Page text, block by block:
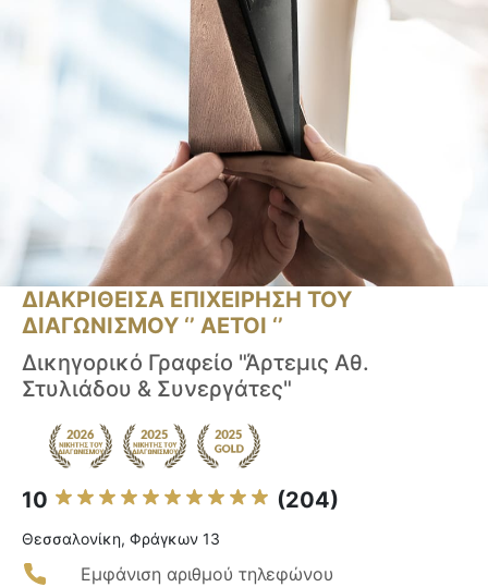
ΔΙΑΚΡΙΘΕΙΣΑ ΕΠΙΧΕΙΡΗΣΗ ΤΟΥ
ΔΙΑΓΩΝΙΣΜΟΥ ‘’ ΑΕΤΟΙ ‘’
Δικηγορικό Γραφείο "Άρτεμις Αθ.
Στυλιάδου & Συνεργάτες"
10 (204)
Θεσσαλονίκη, Φράγκων 13
Εμφάνιση αριθμού τηλεφώνου